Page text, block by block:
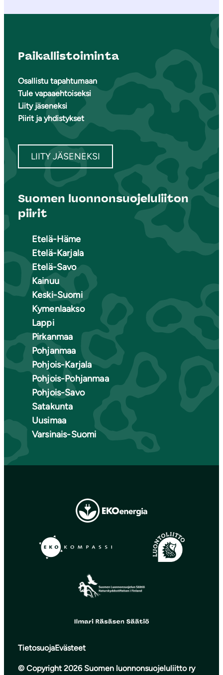
Paikallistoiminta
Osallistu tapahtumaan
Tule vapaaehtoiseksi
Liity jäseneksi
Piirit ja yhdistykset
LIITY JÄSENEKSI
Suomen luonnonsuojeluliiton
piirit
Etelä-Häme
Etelä-Karjala
Etelä-Savo
Kainuu
Keski-Suomi
Kymenlaakso
Lappi
Pirkanmaa
Pohjanmaa
Pohjois-Karjala
Pohjois-Pohjanmaa
Pohjois-Savo
Satakunta
Uusimaa
Varsinais-Suomi
TietosuojaEvästeet
© Copyright 2026 Suomen luonnonsuojeluliitto ry